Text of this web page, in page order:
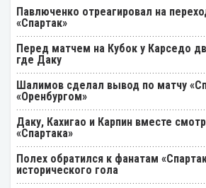
Павлюченко отреагировал на
«Спартак»
Перед матчем на Кубок у Карседо
где Даку
Шалимов сделал вывод по матчу
«Оренбургом»
Даку, Кахигао и Карпин вместе
«Спартака»
Полех обратился к фанатам
исторического гола